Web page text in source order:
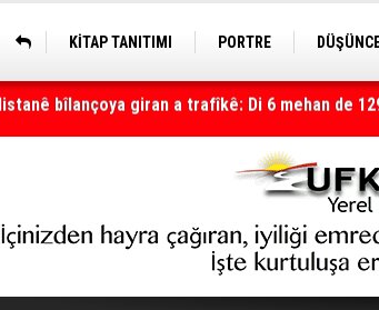
KİTAP TANITIMI PORTRE
kez hukuk kapısı aralanıyor